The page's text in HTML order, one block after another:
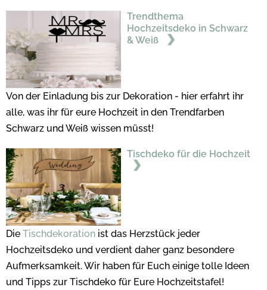
Trendthema
Hochzeitsdeko in Schwarz
& Weiß
Von der Einladung bis zur Dekoration - hier erfahrt ihr
alle, was ihr für eure Hochzeit in den Trendfarben
Schwarz und Weiß wissen müsst!
Tischdeko für die Hochzeit
Die Tischdekoration ist das Herzstück jeder
Hochzeitsdeko und verdient daher ganz besondere
Aufmerksamkeit. Wir haben für Euch einige tolle Ideen
und Tipps zur Tischdeko für Eure Hochzeitstafel!